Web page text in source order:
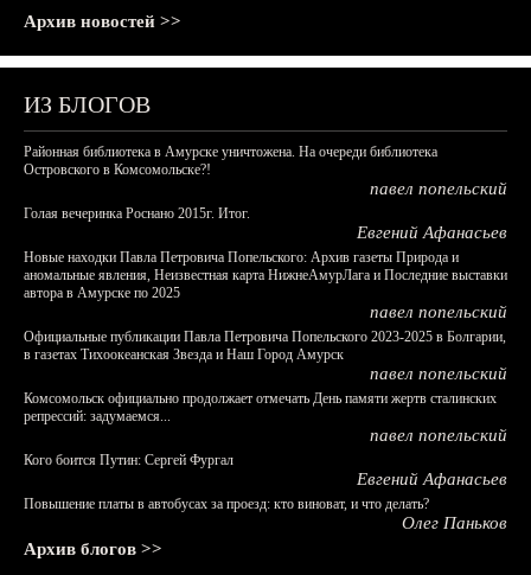
Архив новостей >>
ИЗ БЛОГОВ
Районная библиотека в Амурске уничтожена. На очереди библиотека
Островского в Комсомольске?!
павел попельский
Голая вечеринка Роснано 2015г. Итог.
Евгений Афанасьев
Новые находки Павла Петровича Попельского: Архив газеты Природа и
аномальные явления, Неизвестная карта НижнеАмурЛага и Последние выставки
автора в Амурске по 2025
павел попельский
Официальные публикации Павла Петровича Попельского 2023-2025 в Болгарии,
в газетах Тихоокеанская Звезда и Наш Город Амурск
павел попельский
Комсомольск официально продолжает отмечать День памяти жертв сталинских
репрессий: задумаемся...
павел попельский
Кого боится Путин: Сергей Фургал
Евгений Афанасьев
Повышение платы в автобусах за проезд: кто виноват, и что делать?
Олег Паньков
Архив блогов >>